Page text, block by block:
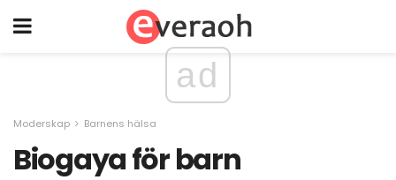
ad
Moderskap Barnens hälsa
Biogaya för barn